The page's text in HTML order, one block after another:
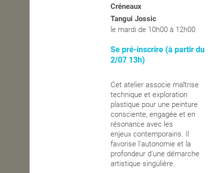
Créneaux
Tangui Jossic
le mardi de 10h00 à 12h00
Se pré-inscrire (à partir du
2/07 13h)
Cet atelier associe maîtrise
technique et exploration
plastique pour une peinture
consciente, engagée et en
résonance avec les
enjeux contemporains. Il
favorise l’autonomie et la
profondeur d’une démarche
artistique singulière.